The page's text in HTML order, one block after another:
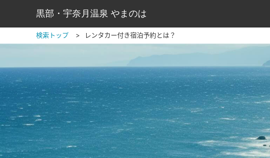
黒部・宇奈月温泉 やまのは
検索トップ レンタカー付き宿泊予約とは？